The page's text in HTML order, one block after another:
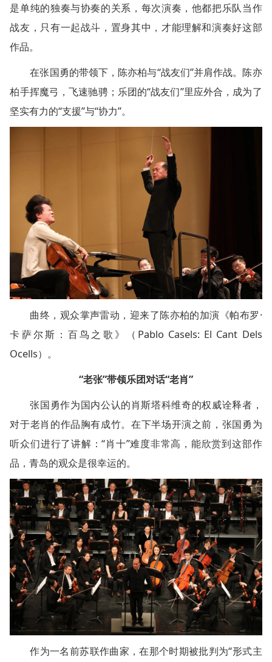
是单纯的独奏与协奏的关系，每次演奏，他都把乐队当作
战友，只有一起战斗，置身其中，才能理解和演奏好这部
作品。
在张国勇的带领下，陈亦柏与“战友们”并肩作战。陈亦
柏手挥魔弓，飞速驰骋；乐团的“战友们”里应外合，成为了
坚实有力的“支援”与“协力”。
曲终，观众掌声雷动，迎来了陈亦柏的加演《帕布罗·
卡萨尔斯：百鸟之歌》（Pablo Casels: El Cant Dels
Ocells）。
“老张”带领乐团对话“老肖”
张国勇作为国内公认的肖斯塔科维奇的权威诠释者，
对于老肖的作品胸有成竹。在下半场开演之前，张国勇为
听众们进行了讲解：“肖十”难度非常高，能欣赏到这部作
品，青岛的观众是很幸运的。
作为一名前苏联作曲家，在那个时期被批判为“形式主